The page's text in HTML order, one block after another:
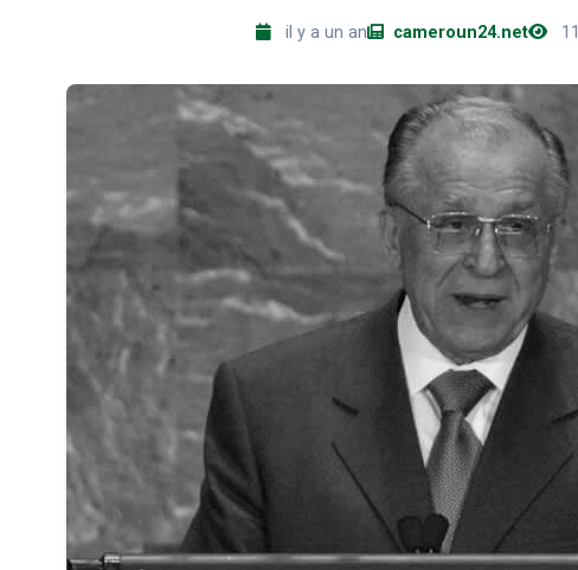
il y a un an cameroun24.net